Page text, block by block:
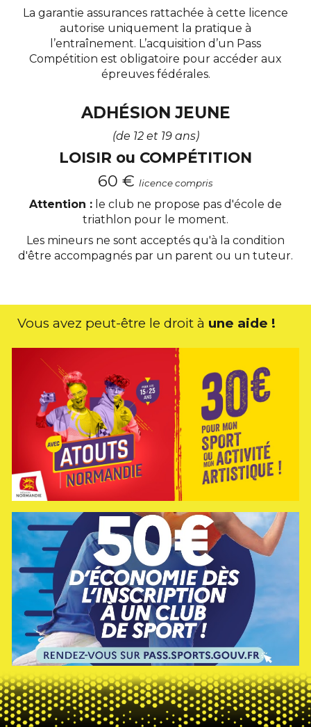
La garantie assurances rattachée à cette licence
autorise uniquement la pratique à
l’entraînement. L’acquisition d’un Pass
Compétition est obligatoire pour accéder aux
épreuves fédérales.
ADHÉSION JEUNE
(de 12 et 19 ans)
LOISIR ou COMPÉTITION
60 € licence compris
Attention : le club ne propose pas d'école de
triathlon pour le moment.
Les mineurs ne sont acceptés qu'à la condition
d'être accompagnés par un parent ou un tuteur.
Vous avez peut-être le droit à une aide !